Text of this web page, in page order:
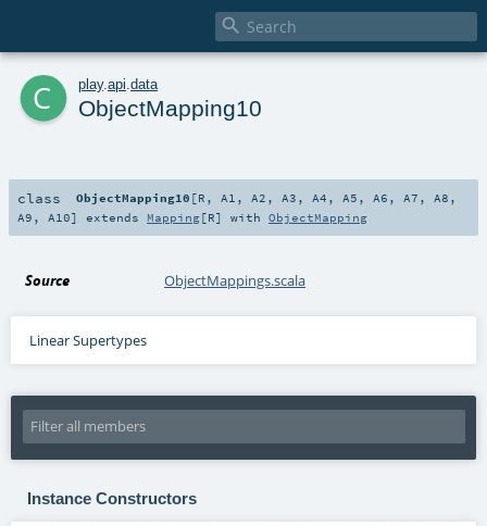

c play. api data
ObjectMapping10
class ObjectMapping10 [R , A1 , A2 , A3 , A4 , A5 , A6 , A7 , A8 ,
A9 , A10] extends Mapping[R] with ObjectMapping
Source ObjectMappings.scala
Linear Supertypes
Instance Constructors